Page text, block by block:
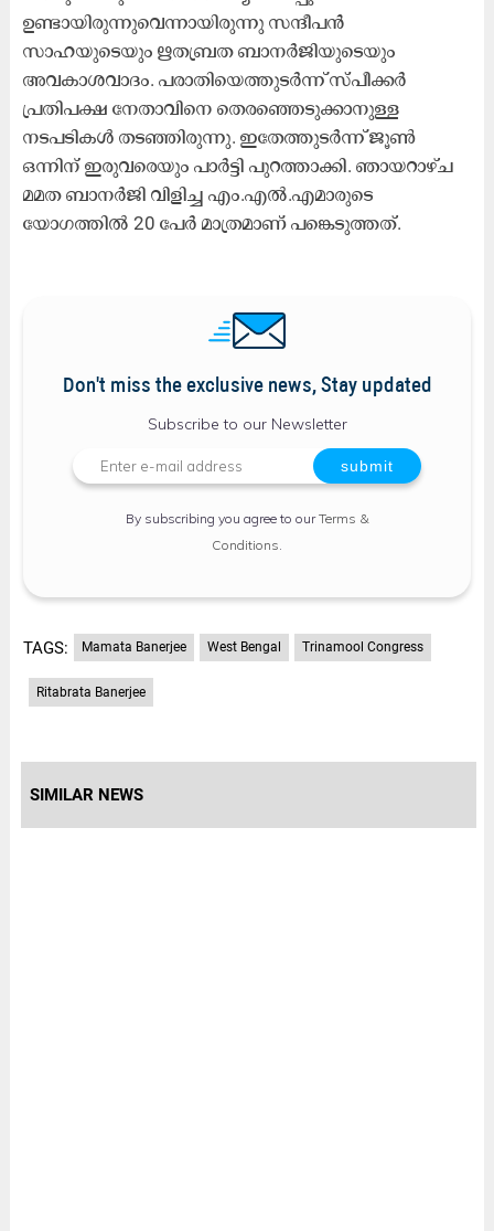
ഉണ്ടായിരുന്നുവെന്നായിരുന്നു സന്ദീപൻ
സാഹയുടെയും ഋതബ്രത ബാനർജിയുടെയും
അവകാശവാദം. പരാതിയെത്തുടർന്ന് സ്പീക്കർ
പ്രതിപക്ഷ നേതാവിനെ തെരഞ്ഞെടുക്കാനുള്ള
നടപടികൾ തടഞ്ഞിരുന്നു. ഇതേത്തുടർന്ന് ജൂൺ
ഒന്നിന് ഇരുവരെയും പാർട്ടി പുറത്താക്കി. ഞായറാഴ്ച
മമത ബാനർജി വിളിച്ച എം.എൽ.എമാരുടെ
യോഗത്തിൽ 20 പേർ മാത്രമാണ് പങ്കെടുത്തത്.
Don't miss the exclusive news, Stay updated
Subscribe to our Newsletter
By subscribing you agree to ourTerms &
Conditions
TAGS: Mamata Banerjee West Bengal Trinamool Congress
Ritabrata Banerjee
SIMILAR NEWS